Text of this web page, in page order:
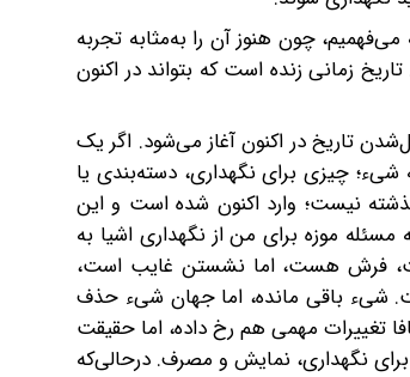
چون هنوز آن را به‌مثابه تجربه
زمانی زنده است که بتواند در اکنون
تاریخ در اکنون آغاز می‌شود. اگر یک
شیء؛ چیزی برای نگهداری، دسته‌بندی یا
نیست؛ وارد اکنون شده است و این
موزه برای من از نگهداری اشیا‌ به
فرش هست، اما نشستن غایب است،
شیء باقی مانده، اما جهان شیء حذف
تغییرات مهمی هم رخ داده، اما حقیقت
نگهداری، نمایش و مصرف. درحالی‌که